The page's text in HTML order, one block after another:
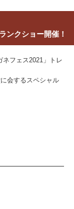
ンクショー開催！
フェス2021」トレ
会するスペシャル